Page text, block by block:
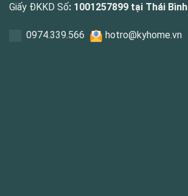
Giấy ĐKKD Số: 1001257899 tại Thái Bình
0974.339.566 hotro@kyhome.vn